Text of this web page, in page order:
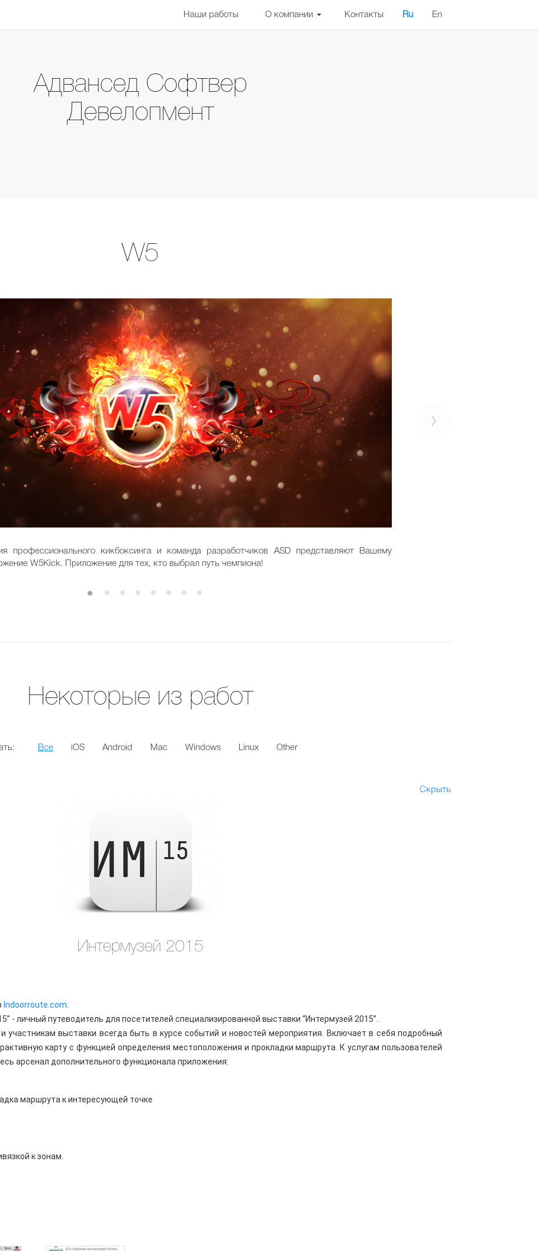
Наши работы О компании Контакты Ru En
Адвансед Софтвер
Девелопмент
W5
профессионального кикбоксинга и команда разработчиков ASD представляют Вашему
W5Kick. Приложение для тех, кто выбрал путь чемпиона!
Некоторые из работ
Все iOS Android Mac Windows Linux Other
Скрыть
Интермузей 2015
Indoorroute.com
- личный путеводитель для посетителей специализированной выставки “Интермузей 2015”.
участникам выставки всегда быть в курсе событий и новостей мероприятия. Включает в себя подробный
карту с функцией определения местоположения и прокладки маршрута. К услугам пользователей
арсенал дополнительного функционала приложения:
маршрута к интересующей точке
к зонам.